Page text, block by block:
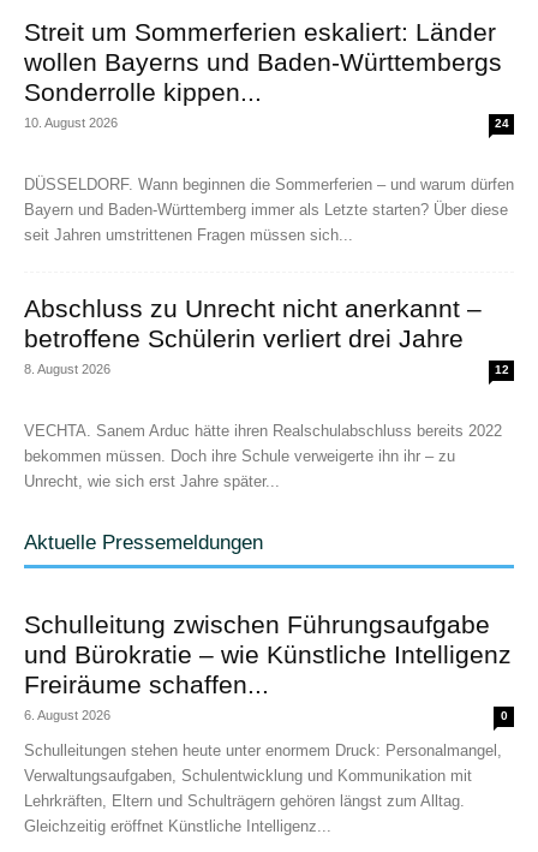
Streit um Sommerferien eskaliert: Länder
wollen Bayerns und Baden-Württembergs
Sonderrolle kippen...
10. August 2026 24
DÜSSELDORF. Wann beginnen die Sommerferien – und warum dürfen
Bayern und Baden-Württemberg immer als Letzte starten? Über diese
seit Jahren umstrittenen Fragen müssen sich...
Abschluss zu Unrecht nicht anerkannt –
betroffene Schülerin verliert drei Jahre
8. August 2026 12
VECHTA. Sanem Arduc hätte ihren Realschulabschluss bereits 2022
bekommen müssen. Doch ihre Schule verweigerte ihn ihr – zu
Unrecht, wie sich erst Jahre später...
Aktuelle Pressemeldungen
Schulleitung zwischen Führungsaufgabe
und Bürokratie – wie Künstliche Intelligenz
Freiräume schaffen...
6. August 2026 0
Schulleitungen stehen heute unter enormem Druck: Personalmangel,
Verwaltungsaufgaben, Schulentwicklung und Kommunikation mit
Lehrkräften, Eltern und Schulträgern gehören längst zum Alltag.
Gleichzeitig eröffnet Künstliche Intelligenz...